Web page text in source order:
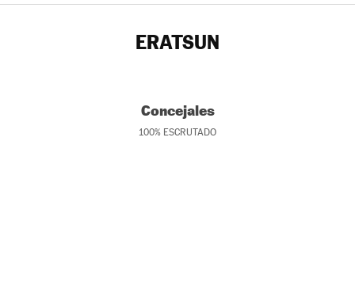
ERATSUN
Concejales
100% ESCRUTADO